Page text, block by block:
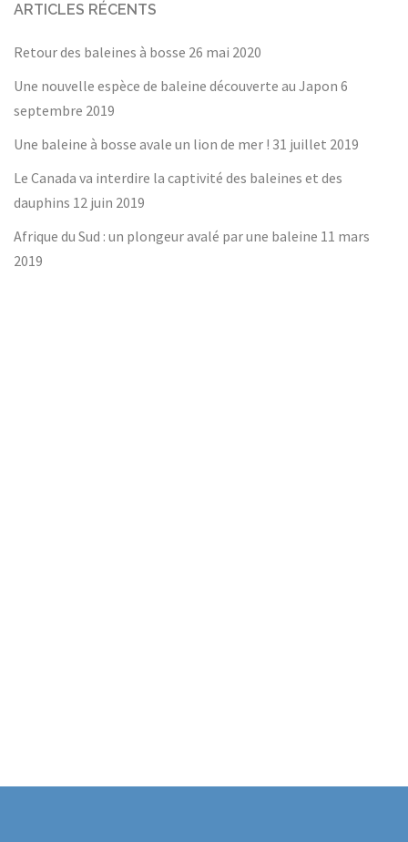
ARTICLES RÉCENTS
Retour des baleines à bosse 26 mai 2020
Une nouvelle espèce de baleine découverte au Japon 6
septembre 2019
Une baleine à bosse avale un lion de mer ! 31 juillet 2019
Le Canada va interdire la captivité des baleines et des
dauphins 12 juin 2019
Afrique du Sud : un plongeur avalé par une baleine 11 mars
2019